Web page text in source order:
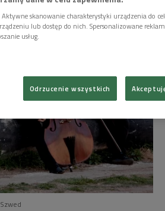
skanowanie charakterystyki urządzenia do
lub dostęp do nich. Spersonalizowane
usług.
Odrzucenie wszystkich